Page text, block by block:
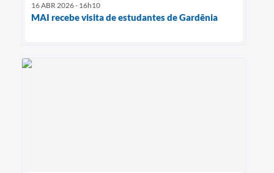
16 ABR 2026 - 16h10
MAI recebe visita de estudantes de Gardênia